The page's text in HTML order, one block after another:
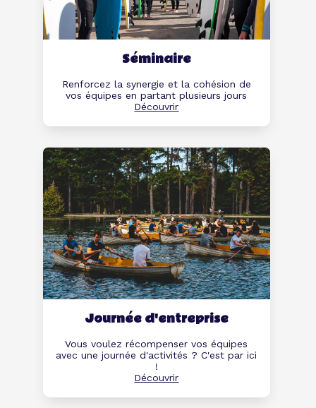
Séminaire
Renforcez la synergie et la cohésion de
vos équipes en partant plusieurs jours
Découvrir
Journée d'entreprise
Vous voulez récompenser vos équipes
avec une journée d'activités ? C'est par ici
!
Découvrir